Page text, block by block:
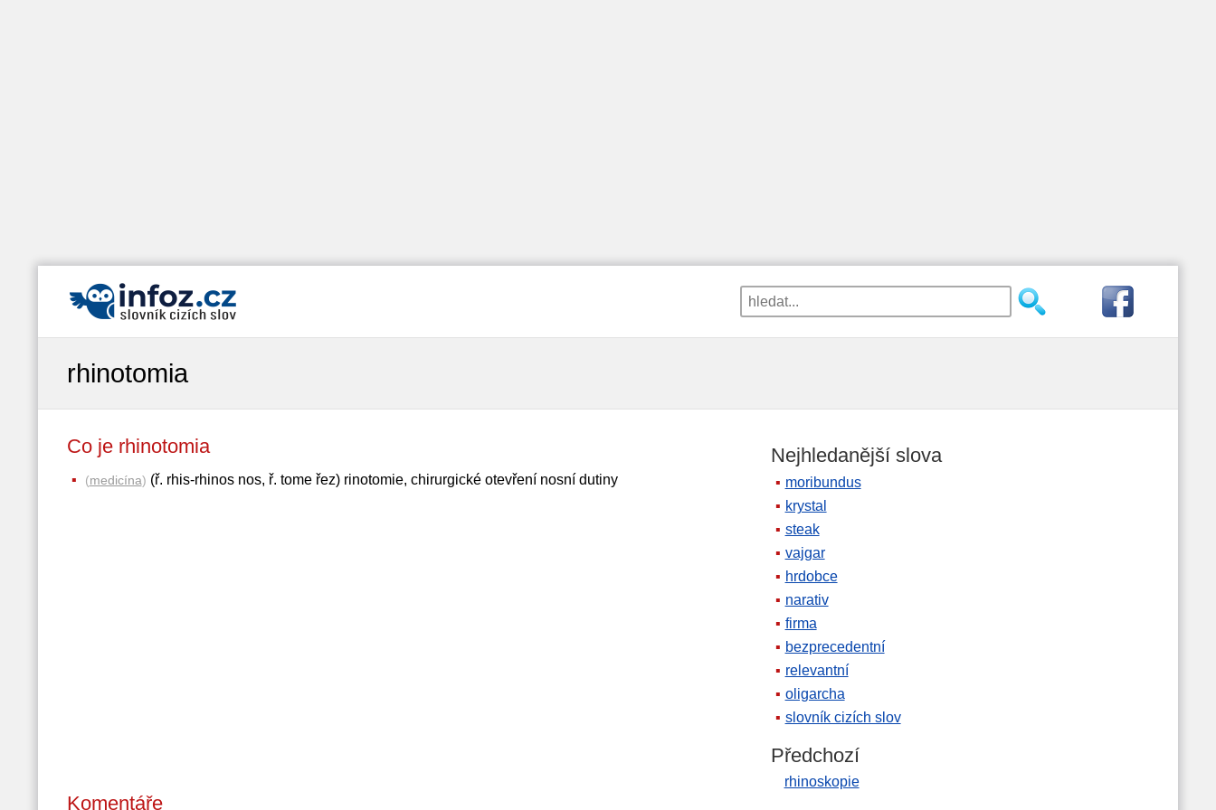
rhinotomia
Co je rhinotomia
(medicína) (ř. rhis-rhinos nos, ř. tome řez) rinotomie, chirurgické otevření nosní dutiny
Komentáře
Nejhledanější slova
moribundus
krystal
steak
vajgar
hrdobce
narativ
firma
bezprecedentní
relevantní
oligarcha
slovník cizích slov
Předchozí
rhinoskopie